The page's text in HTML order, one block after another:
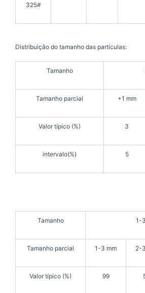
325#
Distribuição do tamanho das partículas:
Tamanho
Tamanho parcial +1 mm
Valor típico (%) 3
intervalo(%) 5
Tamanho 1-
Tamanho parcial 1-3 mm 2-
Valor típico (%) 99